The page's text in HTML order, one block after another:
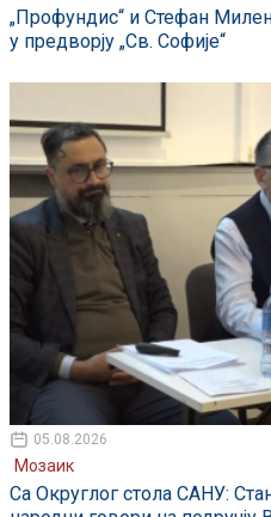
„Профундис“ и Стефан
у предворју „Св. Софије“
05.08.2026
Мозаик
Са Округлог стола САНУ: